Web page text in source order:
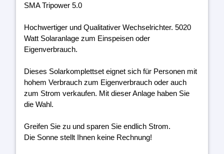
SMA Tripower 5.0
Hochwertiger und Qualitativer Wechselrichter. 5020
Watt Solaranlage zum Einspeisen oder
Eigenverbrauch.
Dieses Solarkomplettset eignet sich für Personen mit
hohem Verbrauch zum Eigenverbrauch oder auch
zum Strom verkaufen. Mit dieser Anlage haben Sie
die Wahl.
Greifen Sie zu und sparen Sie endlich Strom.
Die Sonne stellt Ihnen keine Rechnung!